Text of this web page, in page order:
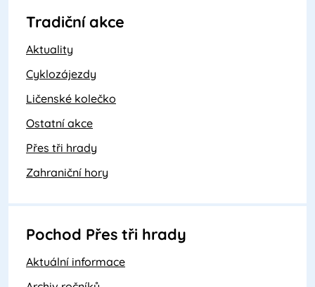
Tradiční akce
Aktuality
Cyklozájezdy
Ličenské kolečko
Ostatní akce
Přes tři hrady
Zahraniční hory
Pochod Přes tři hrady
Aktuální informace